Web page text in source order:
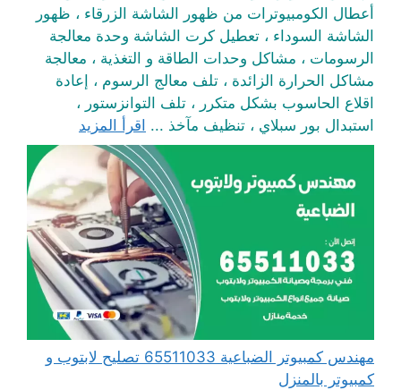
أعطال الكومبيوترات من ظهور الشاشة الزرقاء ، ظهور
الشاشة السوداء ، تعطيل كرت الشاشة وحدة معالجة
الرسومات ، مشاكل وحدات الطاقة و التغذية ، معالجة
مشاكل الحرارة الزائدة ، تلف معالج الرسوم ، إعادة
اقلاع الحاسوب بشكل متكرر ، تلف التوانزستور ،
استبدال بور سبلاي ، تنظيف مآخذ ... اقرأ المزيد
مهندس كمبيوتر الضباعية 65511033 تصليح لابتوب و
كمبيوتر بالمنزل